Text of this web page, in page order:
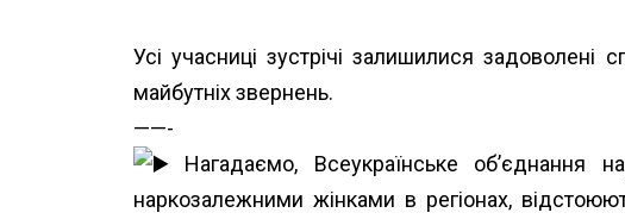
Усі учасниці зустрічі залишилися
майбутніх звернень.
——-
Нагадаємо, Всеукраїнське
наркозалежними жінками в регіонах,